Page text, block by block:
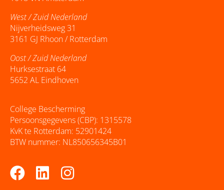
West / Zuid Nederland
Nijverheidsweg 31
3161 GJ Rhoon / Rotterdam
Oost / Zuid Nederland
Hurksestraat 64
5652 AL Eindhoven
College Bescherming
Persoonsgegevens (CBP): 1315578
KvK te Rotterdam: 52901424
BTW nummer: NL850656345B01
Facebook
LinkedinInstagram